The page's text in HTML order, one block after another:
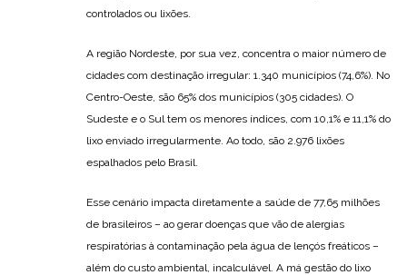
controlados ou lixões.
A região Nordeste, por sua vez, concentra o maior número de
cidades com destinação irregular: 1.340 municípios (74,6%). No
Centro-Oeste, são 65% dos municípios (305 cidades). O
Sudeste e o Sul tem os menores índices, com 10,1% e 11,1% do
lixo enviado irregularmente. Ao todo, são 2.976 lixões
espalhados pelo Brasil.
Esse cenário impacta diretamente a saúde de 77,65 milhões
de brasileiros – ao gerar doenças que vão de alergias
respiratórias à contaminação pela água de lençós freáticos –
além do custo ambiental, incalculável. A má gestão do lixo